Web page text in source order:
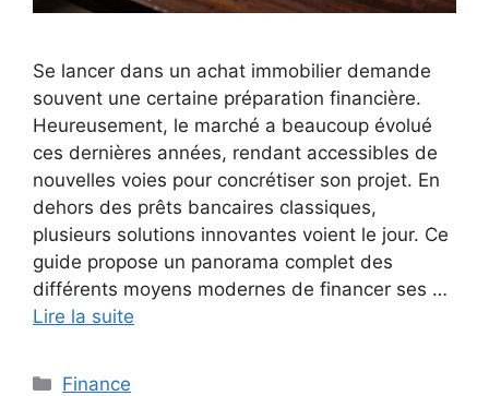
Se lancer dans un achat immobilier demande
souvent une certaine préparation financière.
Heureusement, le marché a beaucoup évolué
ces dernières années, rendant accessibles de
nouvelles voies pour concrétiser son projet. En
dehors des prêts bancaires classiques,
plusieurs solutions innovantes voient le jour. Ce
guide propose un panorama complet des
différents moyens modernes de financer ses …
Lire la suite
Catégories
Finance